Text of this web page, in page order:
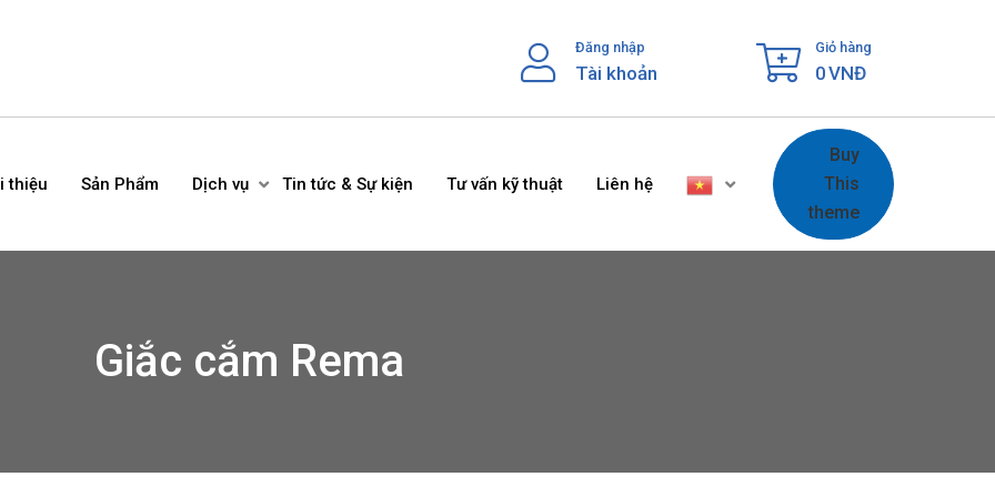
Đăng nhập
Tài khoản
Giỏ hàng
0VNĐ
thiệu Sản Phẩm Dịch vụ Tin tức & Sự kiện Tư vấn kỹ thuật Liên hệ
Buy
This
theme
Giắc cắm Rema